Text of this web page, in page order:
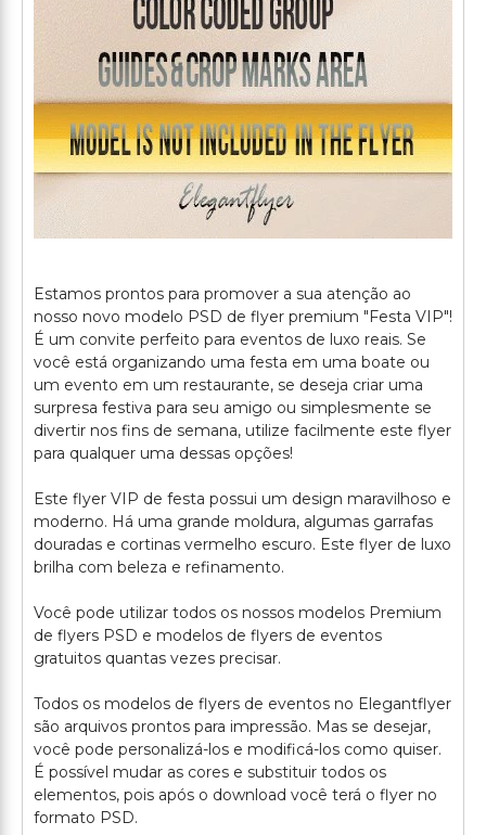
Estamos prontos para promover a sua atenção ao
nosso novo modelo PSD de flyer premium "Festa VIP"!
É um convite perfeito para eventos de luxo reais. Se
você está organizando uma festa em uma boate ou
um evento em um restaurante, se deseja criar uma
surpresa festiva para seu amigo ou simplesmente se
divertir nos fins de semana, utilize facilmente este flyer
para qualquer uma dessas opções!
Este flyer VIP de festa possui um design maravilhoso e
moderno. Há uma grande moldura, algumas garrafas
douradas e cortinas vermelho escuro. Este flyer de luxo
brilha com beleza e refinamento.
Você pode utilizar todos os nossos modelos Premium
de flyers PSD e modelos de flyers de eventos
gratuitos quantas vezes precisar.
Todos os modelos de flyers de eventos no Elegantflyer
são arquivos prontos para impressão. Mas se desejar,
você pode personalizá-los e modificá-los como quiser.
É possível mudar as cores e substituir todos os
elementos, pois após o download você terá o flyer no
formato PSD.